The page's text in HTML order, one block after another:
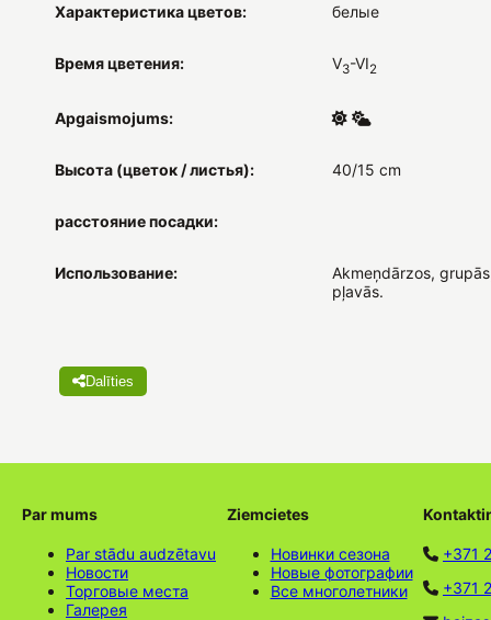
Характеристика цветов: белые
Время цветения: V3-VI2
Apgaismojums:
Высота (цветок / листья): 40/15 cm
расстояние посадки:
Использование:
Akmeņdārzos,
pļavās.
Dalīties
Par mums
Par stādu audzētavu
Новости
Торговые места
Галерея
Ziemcietes
Новинки сезона
Новые фотографии
Все многолетники
+371
+371